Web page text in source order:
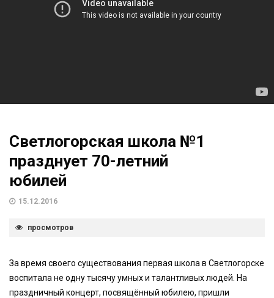
Светлогорская школа №1
празднует 70-летний
юбилей
15.12.2016
просмотров
За время своего существования первая школа в Светлогорске
воспитала не одну тысячу умных и талантливых людей. На
праздничный концерт, посвящённый юбилею, пришли